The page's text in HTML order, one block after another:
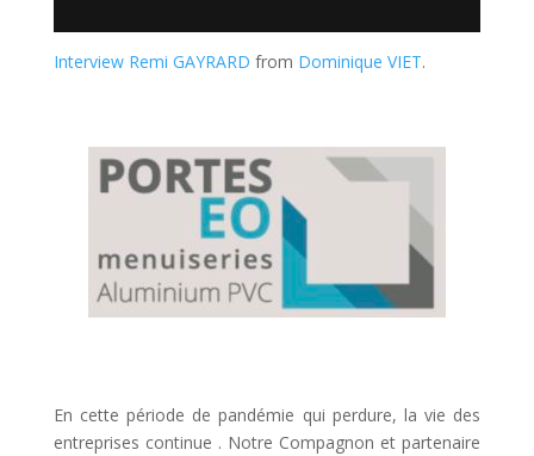
Interview Remi GAYRARD from Dominique VIET.
En cette période de pandémie qui perdure, la vie des
entreprises continue . Notre Compagnon et partenaire